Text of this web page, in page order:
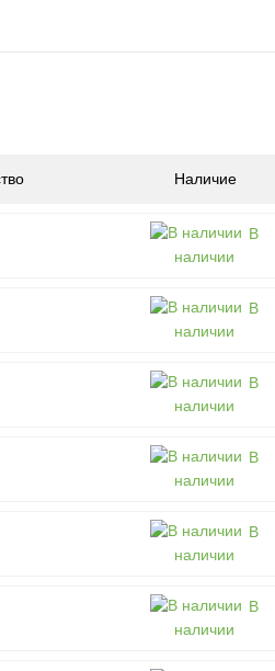
Наличие
В
наличии
В
наличии
В
наличии
В
наличии
В
наличии
В
наличии